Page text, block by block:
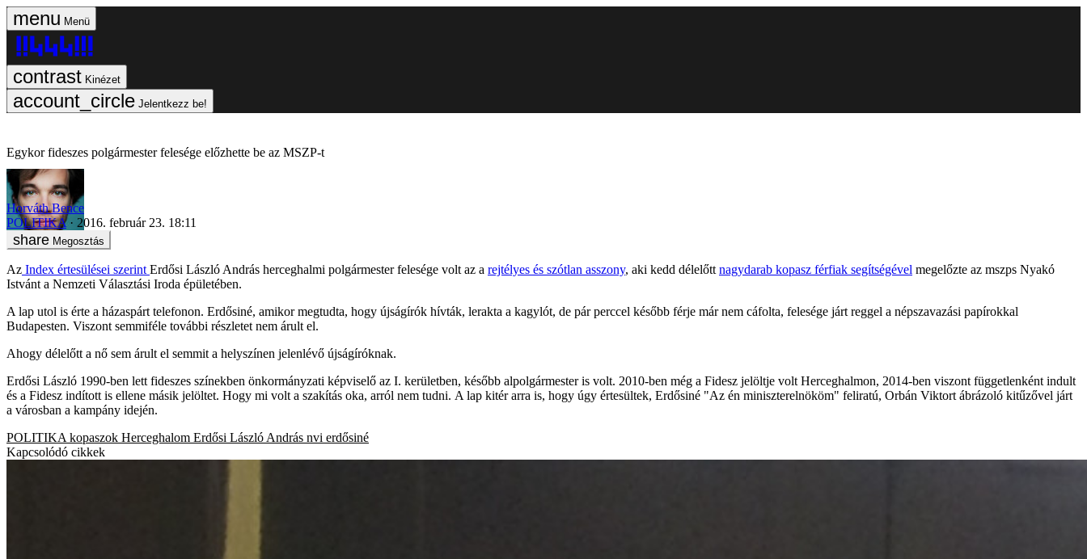
Menü
Kinézet
Jelentkezz be!
Egykor fideszes polgármester felesége előzhette be az MSZP-t
Horváth Bence
POLITIKA
2016. február 23. 18:11
Megosztás
Az Index értesülései szerint Erdősi László András herceghalmi polgármester felesége volt az a rejtélyes és szótlan asszony, aki kedd délelőtt nagydarab kopasz férfiak segítségével megelőzte az mszps Nyakó
Istvánt a Nemzeti Választási Iroda épületében.
A lap utol is érte a házaspárt telefonon. Erdősiné, amikor megtudta, hogy újságírók hívták, lerakta a kagylót, de pár perccel később férje már nem cáfolta, felesége járt reggel a népszavazási papírokkal
Budapesten. Viszont semmiféle további részletet nem árult el.
Ahogy délelőtt a nő sem árult el semmit a helyszínen jelenlévő újságíróknak.
Erdősi László 1990-ben lett fideszes színekben önkormányzati képviselő az I. kerületben, később alpolgármester is volt. 2010-ben még a Fidesz jelöltje volt Herceghalmon, 2014-ben viszont függetlenként indult
és a Fidesz indított is ellene másik jelöltet. Hogy mi volt a szakítás oka, arról nem tudni. A lap kitér arra is, hogy úgy értesültek, Erdősiné "Az én miniszterelnököm" feliratú, Orbán Viktort ábrázoló kitűzővel járt
a városban a kampány idején.
POLITIKA kopaszok Herceghalom Erdősi László András nvi erdősiné
Kapcsolódó cikkek